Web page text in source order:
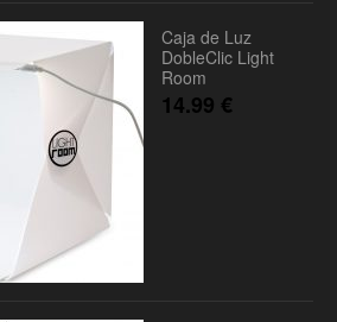
Caja de Luz
DobleClic Light
Room
14.99 €